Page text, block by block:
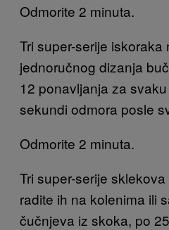
Odmorite 2 minuta.
Tri super-serije iskoraka
jednoručnog dizanja
12 ponavljanja za
sekundi odmora posle
Odmorite 2 minuta.
Tri super-serije
radite ih na kolenima ili
čučnjeva iz skoka, po